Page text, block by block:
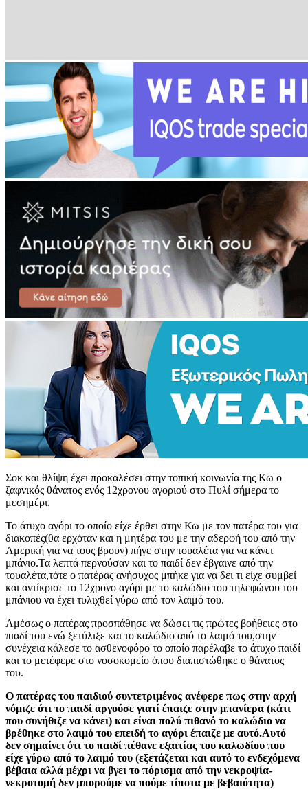
Σοκ και θλίψη έχει προκαλέσει στην τοπική κοινωνία της Κω ο
ξαφνικός θάνατος ενός 12χρονου αγοριού στο Πυλί σήμερα το
μεσημέρι.
To άτυχο αγόρι το οποίο είχε έρθει στην Κω με τον πατέρα του για
διακοπές(θα ερχόταν και η μητέρα του με την αδερφή του από την
Αμερική για να τους βρουν) πήγε στην τουαλέτα για να κάνει
μπάνιο.Τα λεπτά περνούσαν και το παιδί δεν έβγαινε από την
τουαλέτα,τότε ο πατέρας ανήσυχος μπήκε για να δει τι είχε συμβεί
και αντίκρισε το 12χρονο αγόρι με το καλώδιο του τηλεφώνου του
μπάνιου να έχει τυλιχθεί γύρω από τον λαιμό του.
Αμέσως ο πατέρας προσπάθησε να δώσει τις πρώτες βοήθειες στο
πιαδί του ενώ ξετύλιξε και το καλώδιο από το λαιμό του,στην
συνέχεια κάλεσε το ασθενοφόρο το οποίο παρέλαβε το άτυχο παιδί
και το μετέφερε στο νοσοκομείο όπου διαπιστώθηκε ο θάνατος
του.
Ο πατέρας του παιδιού συντετριμένος ανέφερε πως στην αρχή
νόμιζε ότι το παιδί αργούσε γιατί έπαιζε στην μπανίερα (κάτι
που συνήθιζε να κάνει) και είναι πολύ πιθανό το καλώδιο να
βρέθηκε στο λαιμό του επειδή το αγόρι έπαιζε με αυτό.Αυτό
δεν σημαίνει ότι το παιδί πέθανε εξαιτίας του καλωδίου που
είχε γύρω από το λαιμό του (εξετάζεται και αυτό το ενδεχόμενα
βέβαια αλλά μέχρι να βγει το πόρισμα από την νεκροψία-
νεκροτομή δεν μπορούμε να πούμε τίποτα με βεβαιότητα)